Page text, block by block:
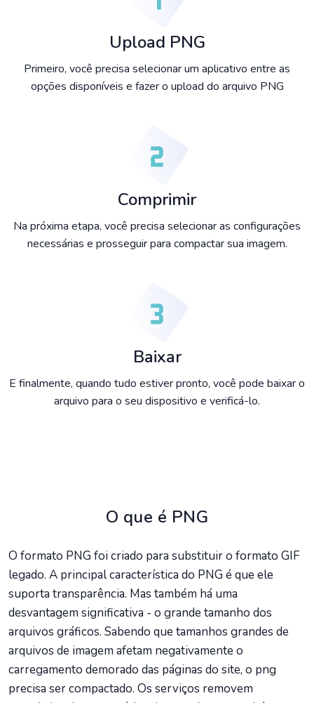
Upload PNG
Primeiro, você precisa selecionar um aplicativo entre as
opções disponíveis e fazer o upload do arquivo PNG
Comprimir
Na próxima etapa, você precisa selecionar as configurações
necessárias e prosseguir para compactar sua imagem.
Baixar
E finalmente, quando tudo estiver pronto, você pode baixar o
arquivo para o seu dispositivo e verificá-lo.
O que é PNG
O formato PNG foi criado para substituir o formato GIF
legado. A principal característica do PNG é que ele
suporta transparência. Mas também há uma
desvantagem significativa - o grande tamanho dos
arquivos gráficos. Sabendo que tamanhos grandes de
arquivos de imagem afetam negativamente o
carregamento demorado das páginas do site, o png
precisa ser compactado. Os serviços removem